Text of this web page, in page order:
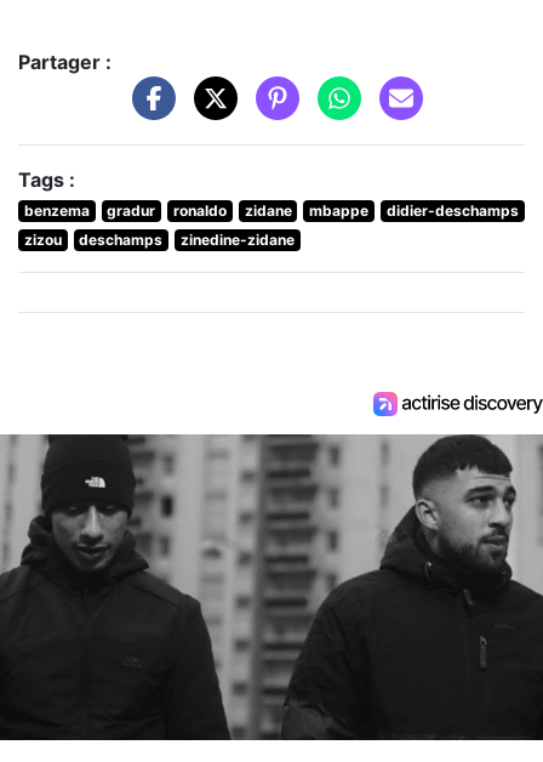
Partager :
Tags :
benzema gradur ronaldo zidane mbappe
didier-deschamps
zizou
deschamps zinedine-zidane